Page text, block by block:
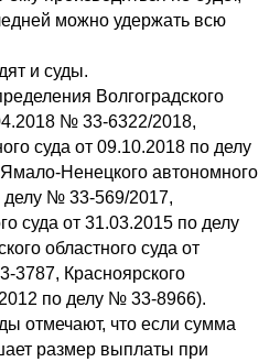
можно удержать всю
и суды.
Волгоградского
№ 33-6322/2018,
суда от 09.10.2018 по делу
Ненецкого автономного
делу № 33-569/2017,
суда от 31.03.2015 по делу
областного суда от
3787, Красноярского
по делу № 33-8966).
отмечают, что если сумма
размер выплаты при